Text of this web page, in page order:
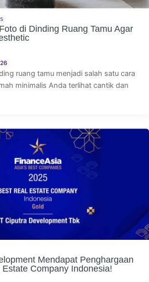
di Dinding Ruang Tamu Agar
ruang tamu menjadi salah satu cara
minimalis Anda terlihat cantik dan
Mendapat Penghargaan
Company Indonesia!